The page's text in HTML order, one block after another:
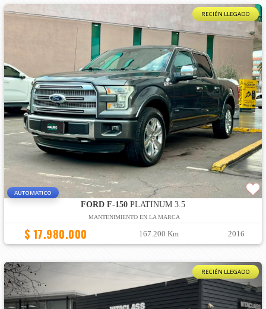
RECIÉN LLEGADO
AUTOMATICO
FORD F-150PLATINUM 3.5
MANTENIMIENTO EN LA MARCA
$ 17.980.000 167.200 Km 2016
RECIÉN LLEGADO